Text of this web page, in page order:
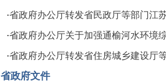
·省政府办公厅转发省民政厅等部门江
·省政府办公厅关于加强通榆河水环境
·省政府办公厅转发省住房城乡建设厅
省政府文件